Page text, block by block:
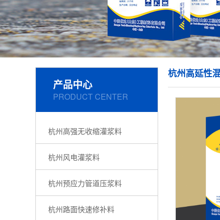
产品中心
PRODUCT CENTER
杭州高强无收缩灌浆料
杭州风电灌浆料
杭州预应力管道压浆料
杭州路面快速修补料
杭州高延性